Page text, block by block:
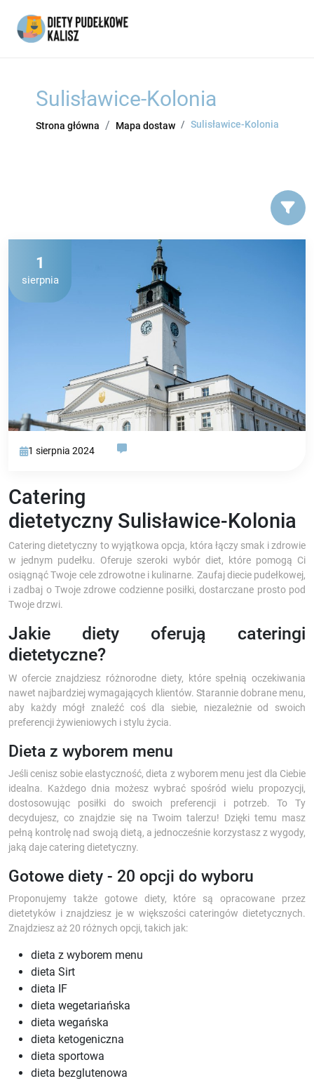
Sulisławice-Kolonia
Strona główna Mapa dostaw Sulisławice-Kolonia
1 sierpnia 2024
1
sierpnia
Catering
dietetyczny Sulisławice-Kolonia
Catering dietetyczny to wyjątkowa opcja, która łączy smak i zdrowie
w jednym pudełku. Oferuje szeroki wybór diet, które pomogą Ci
osiągnąć Twoje cele zdrowotne i kulinarne. Zaufaj diecie pudełkowej,
i zadbaj o Twoje zdrowe codzienne posiłki, dostarczane prosto pod
Twoje drzwi.
Jakie diety oferują cateringi
dietetyczne?
W ofercie znajdziesz różnorodne diety, które spełnią oczekiwania
nawet najbardziej wymagających klientów. Starannie dobrane menu,
aby każdy mógł znaleźć coś dla siebie, niezależnie od swoich
preferencji żywieniowych i stylu życia.
Dieta z wyborem menu
Jeśli cenisz sobie elastyczność, dieta z wyborem menu jest dla Ciebie
idealna. Każdego dnia możesz wybrać spośród wielu propozycji,
dostosowując posiłki do swoich preferencji i potrzeb. To Ty
decydujesz, co znajdzie się na Twoim talerzu! Dzięki temu masz
pełną kontrolę nad swoją dietą, a jednocześnie korzystasz z wygody,
jaką daje catering dietetyczny.
Gotowe diety - 20 opcji do wyboru
Proponujemy także gotowe diety, które są opracowane przez
dietetyków i znajdziesz je w większości cateringów dietetycznych.
Znajdziesz aż 20 różnych opcji, takich jak:
dieta z wyborem menu
dieta Sirt
dieta IF
dieta wegetariańska
dieta wegańska
dieta ketogeniczna
dieta sportowa
dieta bezglutenowa